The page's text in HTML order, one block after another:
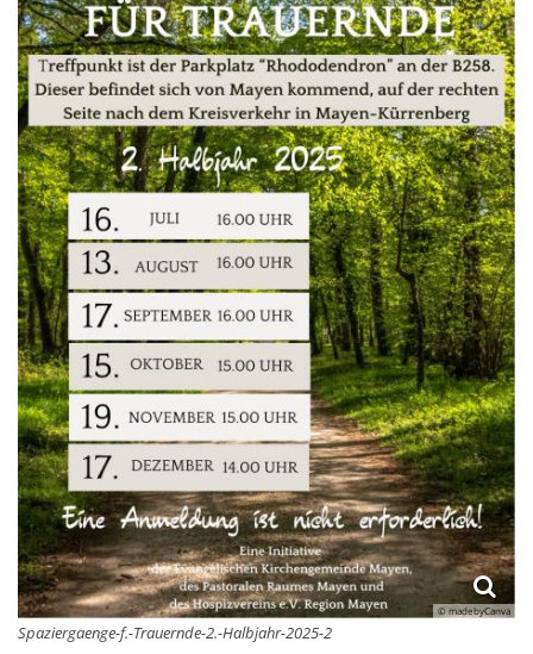
© madebyCanva
Spaziergaenge-f.-Trauernde-2.-Halbjahr-2025-2